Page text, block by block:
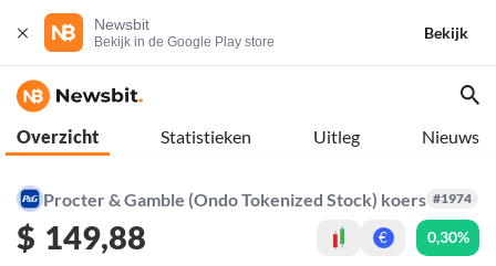
Newsbit
Bekijk in de Google Play store
Bekijk
Overzicht Statistieken Uitleg Nieuws
Procter & Gamble (Ondo Tokenized Stock) koers #1974
$ 149,88 € 0,30%